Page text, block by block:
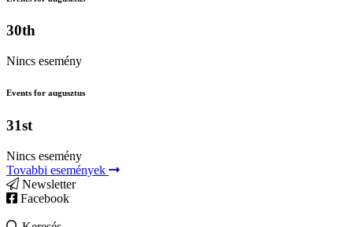
30th
Nincs esemény
Events for augusztus
31st
Nincs esemény
Tovabbi események
Newsletter
Facebook